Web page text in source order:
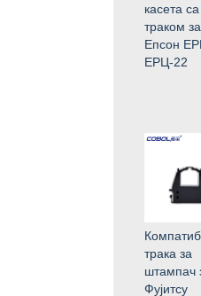
касета са
траком за
Епсон
ЕРЦ-22
трака за
штампач
Фујитсу